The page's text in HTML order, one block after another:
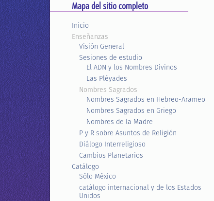
Mapa del sitio completo
Inicio
Enseñanzas
Visión General
Sesiones de estudio
El ADN y los Nombres Divinos
Las Pléyades
Nombres Sagrados
Nombres Sagrados en Hebreo-Arameo
Nombres Sagrados en Griego
Nombres de la Madre
P y R sobre Asuntos de Religión
Diálogo Interreligioso
Cambios Planetarios
Catálogo
Sólo México
catálogo internacional y de los Estados
Unidos